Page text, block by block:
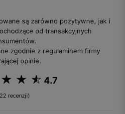
są zarówno pozytywne, jak i
od transakcyjnych
zgodnie z regulaminem firmy
opinie.
4.7
recenzji)